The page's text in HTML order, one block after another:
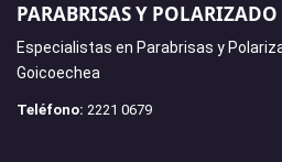
PARABRISAS Y
Especialistas en Parabrisas y
Goicoechea
Teléfono: 2221 0679